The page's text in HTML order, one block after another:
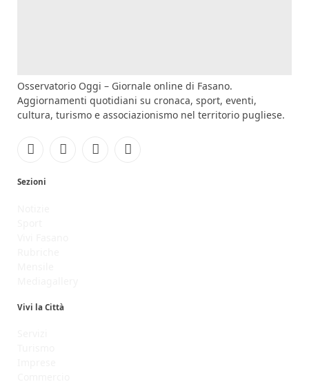
Osservatorio Oggi – Giornale online di Fasano.
Aggiornamenti quotidiani su cronaca, sport, eventi,
cultura, turismo e associazionismo nel territorio pugliese.
FacebookInstagramYouTubeRSS
Sezioni
Vivi la Città